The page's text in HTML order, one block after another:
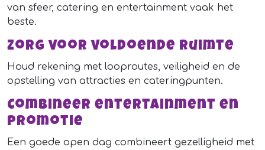
van sfeer, catering en entertainment vaak het
beste.
Zorg voor voldoende ruimte
Houd rekening met looproutes, veiligheid en de
opstelling van attracties en cateringpunten.
Combineer entertainment en
promotie
Een goede open dag combineert gezelligheid met